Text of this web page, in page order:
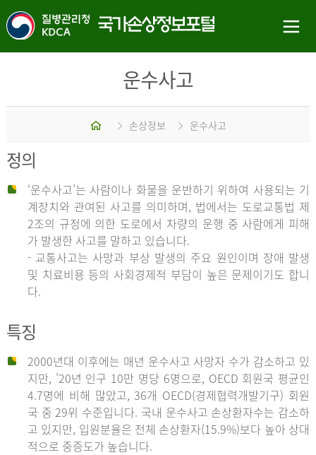
운수사고
홈 손상정보 운수사고
정의
‘운수사고’는 사람이나 화물을 운반하기 위하여 사용되는 기
계장치와 관여된 사고를 의미하며, 법에서는 도로교통법 제
2조의 규정에 의한 도로에서 차량의 운행 중 사람에게 피해
가 발생한 사고를 말하고 있습니다.
- 교통사고는 사망과 부상 발생의 주요 원인이며 장애 발생
및 치료비용 등의 사회경제적 부담이 높은 문제이기도 합니
다.
특징
2000년대 이후에는 매년 운수사고 사망자 수가 감소하고 있
지만, ’20년 인구 10만 명당 6명으로, OECD 회원국 평균인
4.7명에 비해 많았고, 36개 OECD(경제협력개발기구) 회원
국 중 29위 수준입니다. 국내 운수사고 손상환자수는 감소하
고 있지만, 입원분율은 전체 손상환자(15.9%)보다 높아 상대
적으로 중증도가 높습니다.